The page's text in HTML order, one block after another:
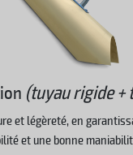
(tuyau rigide
et légèreté, en
et une bonne